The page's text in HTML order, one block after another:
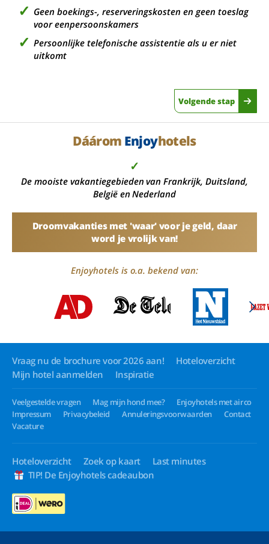
Geen boekings-, reserveringskosten en geen toeslag
voor eenpersoonskamers
Persoonlijke telefonische assistentie als u er niet
uitkomt
Volgende stap
Dáárom Enjoyhotels
✓
De mooiste vakantiegebieden van Frankrijk, Duitsland,
België en Nederland
Droomvakanties met 'waar' voor je geld, daar
word je vrolijk van!
Enjoyhotels is o.a. bekend van:
Vraag nu de brochure voor 2026 aan!
Hoteloverzicht
Mijn hotel aanmelden
Inspiratie
Veelgestelde vragen Mag mijn hond mee?
Enjoyhotels met airco
Impressum
Privacybeleid Annuleringsvoorwaarden
Contact
Vacature
Hoteloverzicht Zoek op kaart
Last minutes
TIP! De Enjoyhotels cadeaubon